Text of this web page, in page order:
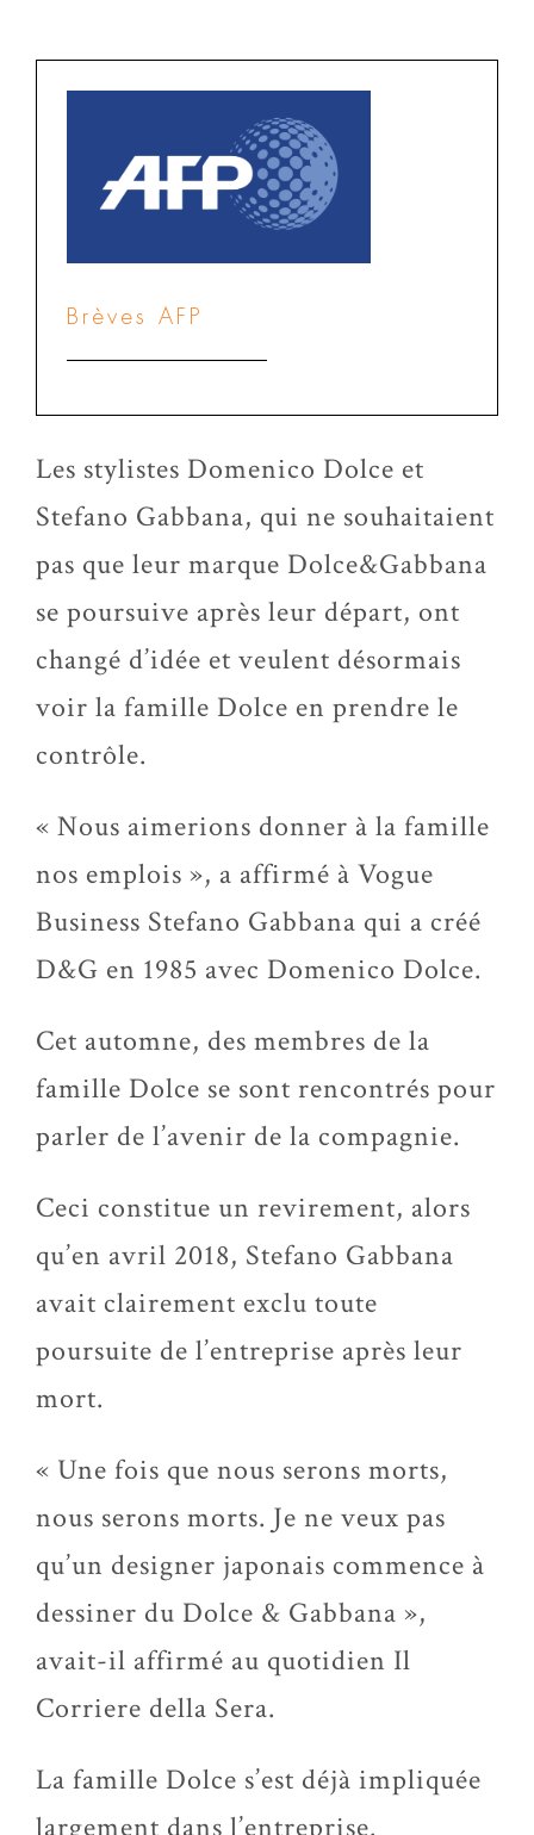
Brèves AFP
Les stylistes Domenico Dolce et
Stefano Gabbana, qui ne souhaitaient
pas que leur marque Dolce&Gabbana
se poursuive après leur départ, ont
changé d’idée et veulent désormais
voir la famille Dolce en prendre le
contrôle.
« Nous aimerions donner à la famille
nos emplois », a affirmé à Vogue
Business Stefano Gabbana qui a créé
D&G en 1985 avec Domenico Dolce.
Cet automne, des membres de la
famille Dolce se sont rencontrés pour
parler de l’avenir de la compagnie.
Ceci constitue un revirement, alors
qu’en avril 2018, Stefano Gabbana
avait clairement exclu toute
poursuite de l’entreprise après leur
mort.
« Une fois que nous serons morts,
nous serons morts. Je ne veux pas
qu’un designer japonais commence à
dessiner du Dolce & Gabbana »,
avait-il affirmé au quotidien Il
Corriere della Sera.
La famille Dolce s’est déjà impliquée
largement dans l’entreprise.